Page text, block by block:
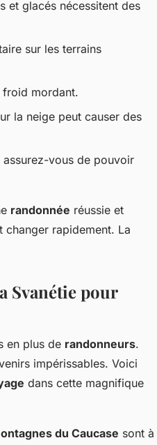
et glacés nécessitent des
sur les terrains
froid mordant.
la neige peut causer des
vous de pouvoir
randonnée réussie et
changer rapidement. La
Svanétie pour
en plus de randonneurs.
impérissables. Voici
dans cette magnifique
du Caucase sont à